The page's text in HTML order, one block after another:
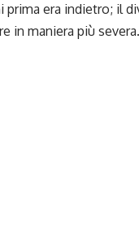
era indietro; il
in maniera più